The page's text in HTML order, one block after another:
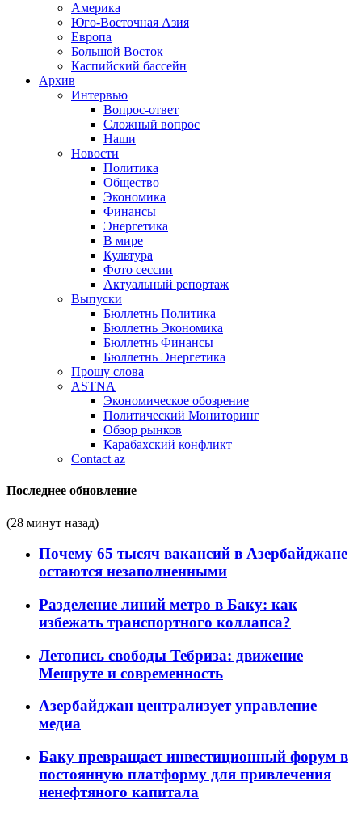
Америка
Юго-Восточная Азия
Европа
Большой Восток
Каспийский бассейн
Архив
Интервью
Вопрос-ответ
Сложный вопрос
Наши
Новости
Политика
Общество
Экономика
Финансы
Энергетика
В мире
Культура
Фото сессии
Актуальный репортаж
Выпуски
Бюллетнь Политика
Бюллетнь Экономика
Бюллетнь Финансы
Бюллетнь Энергетика
Прошу слова
ASTNA
Экономическое обозрение
Политический Мониторинг
Обзор рынков
Карабахский конфликт
Contact az
Последнее обновление
(28 минут назад)
Почему 65 тысяч вакансий в Азербайджане
остаются незаполненными
Разделение линий метро в Баку: как
избежать транспортного коллапса?
Летопись свободы Тебриза: движение
Мешруте и современность
Азербайджан централизует управление
медиа
Баку превращает инвестиционный форум в
постоянную платформу для привлечения
ненефтяного капитала